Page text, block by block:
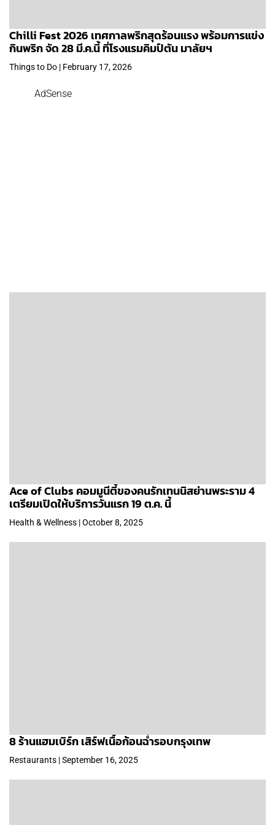
Chilli Fest 2026 เทศกาลพริกสุดร้อนแรง พร้อมการแข่ง
กินพริก จัด 28 มี.ค.นี้ ที่โรงแรมคิมป์ตัน มาลัยฯ
Things to Do | February 17, 2026
AdSense
Ace of Clubs คอมมูนีตี้ของคนรักเทนนิสย่านพระราม 4
เตรียมเปิดให้บริการวันแรก 19 ต.ค. นี้
Health & Wellness | October 8, 2025
8 ร้านแฮมเบิร์ก เสิร์ฟเนื้อก้อนฉ่ำรอบกรุงเทพ
Restaurants | September 16, 2025